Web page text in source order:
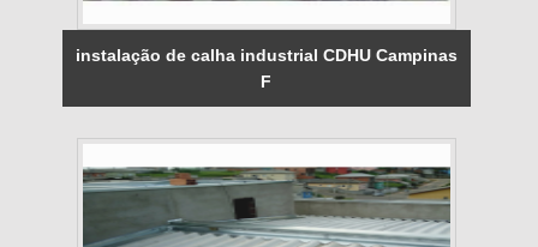
instalação de calha industrial CDHU Campinas
F